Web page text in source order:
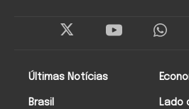
Últimas Notícias
Brasil Lado